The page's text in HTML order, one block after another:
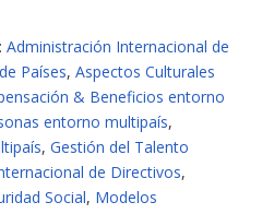
Administración Internacional de
Países, Aspectos Culturales
& Beneficios entorno
entorno multipaís,
, Gestión del Talento
de Directivos,
Social, Modelos